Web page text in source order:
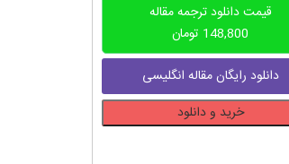
قیمت دانلود ترجمه مقاله
148,800 تومان
دانلود رایگان مقاله انگلیسی
خرید و دانلود